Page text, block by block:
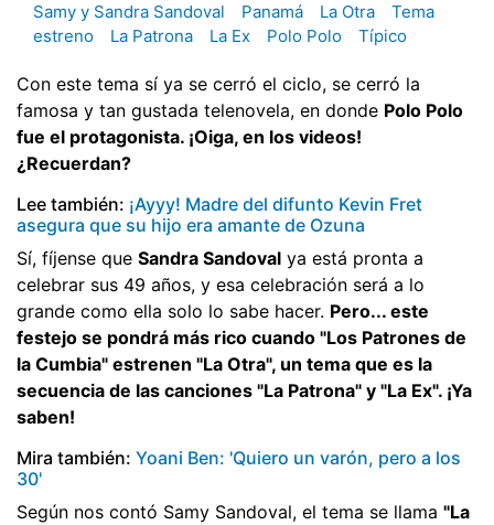
Samy y Sandra Sandoval Panamá La Otra
Tema
estreno
La Patrona La Ex Polo Polo Típico
Con este tema sí ya se cerró el ciclo, se cerró la
famosa y tan gustada telenovela, en donde Polo Polo
fue el protagonista. ¡Oiga, en los videos!
¿Recuerdan?
Lee también: ¡Ayyy! Madre del difunto Kevin Fret
asegura que su hijo era amante de Ozuna
Sí, fíjense que Sandra Sandoval ya está pronta a
celebrar sus 49 años, y esa celebración será a lo
grande como ella solo lo sabe hacer. Pero... este
festejo se pondrá más rico cuando "Los Patrones de
la Cumbia" estrenen "La Otra", un tema que es la
secuencia de las canciones "La Patrona" y "La Ex". ¡Ya
saben!
Mira también: Yoani Ben: 'Quiero un varón, pero a los
30'
Según nos contó Samy Sandoval, el tema se llama "La